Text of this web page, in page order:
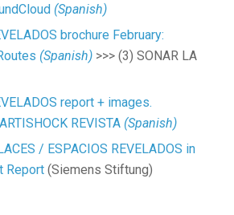
(Spanish)
brochure February:
(Spanish) >>> (3) SONAR LA
report + images.
REVISTA (Spanish)
/ ESPACIOS REVELADOS in
Report (Siemens Stiftung)